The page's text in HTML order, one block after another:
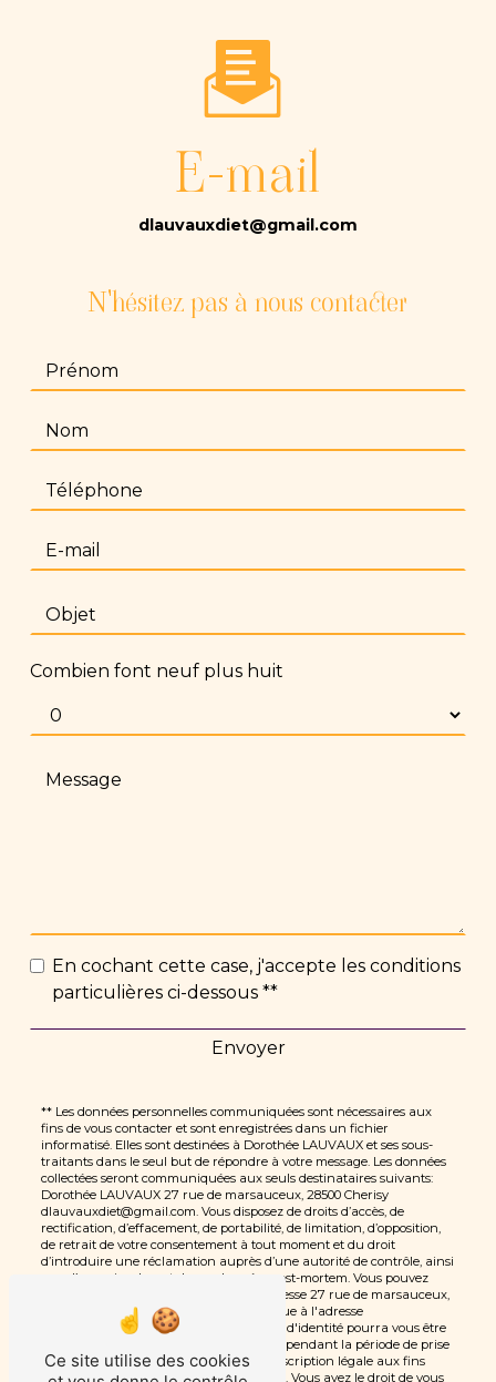
E-mail
dlauvauxdiet@gmail.com
N'hésitez pas à nous contacter
Combien font neuf plus huit
En cochant cette case, j'accepte les conditions
particulières ci-dessous **
Envoyer
** Les données personnelles communiquées sont nécessaires aux
fins de vous contacter et sont enregistrées dans un fichier
informatisé. Elles sont destinées à Dorothée LAUVAUX et ses sous-
traitants dans le seul but de répondre à votre message. Les données
collectées seront communiquées aux seuls destinataires suivants:
Dorothée LAUVAUX 27 rue de marsauceux, 28500 Cherisy
dlauvauxdiet@gmail.com. Vous disposez de droits d’accès, de
rectification, d’effacement, de portabilité, de limitation, d’opposition,
de retrait de votre consentement à tout moment et du droit
d’introduire une réclamation auprès d’une autorité de contrôle, ainsi
que d’organiser le sort de vos données post-mortem. Vous pouvez
exercer ces droits par voie postale à l'adresse 27 rue de marsauceux,
28500 Cherisy ou par courrier électronique à l'adresse
dlauvauxdiet@gmail.com. Un justificatif d'identité pourra vous être
demandé. Nous conservons vos données pendant la période de prise
de contact puis pendant la durée de prescription légale aux fins
probatoires et de gestion des contentieux. Vous avez le droit de vous
Ce site utilise des cookies